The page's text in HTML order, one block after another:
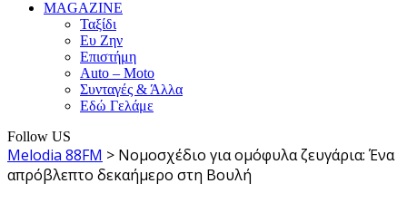
MAGAZINE
Ταξίδι
Ευ Ζην
Επιστήμη
Auto – Moto
Συνταγές & Άλλα
Εδώ Γελάμε
Follow US
Melodia 88FM > Νομοσχέδιο για ομόφυλα ζευγάρια: Ένα
απρόβλεπτο δεκαήμερο στη Βουλή